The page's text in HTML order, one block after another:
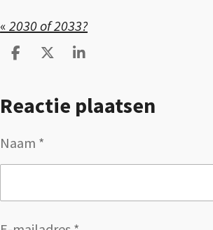
« 2030 of 2033?
D
e
n
D
l
S
r
e
Reactie plaatsen
Naam *